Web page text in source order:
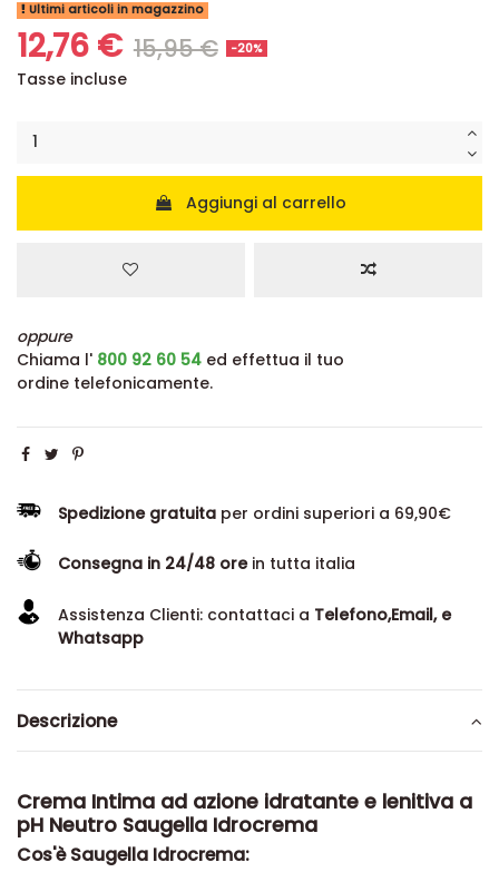
Ultimi articoli in magazzino
12,76 € 15,95 € -20%
Tasse incluse
Aggiungi al carrello
oppure
Chiama l' 800 92 60 54 ed effettua il tuo
ordine telefonicamente.
Spedizione gratuita per ordini superiori a 69,90€
Consegna in 24/48 orein tutta italia
Assistenza Clienti: contattaci a Telefono,Email, e
Whatsapp
Descrizione
Crema Intima ad azione idratante e lenitiva a
pH Neutro Saugella Idrocrema
Cos'è Saugella Idrocrema: